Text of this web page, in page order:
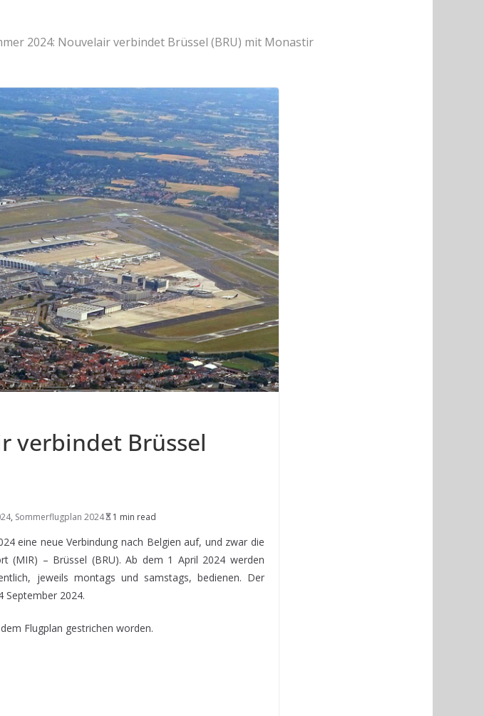
2024: Nouvelair verbindet Brüssel (BRU) mit Monastir
verbindet Brüssel
, Sommerflugplan 2024 1 min read
eine neue Verbindung nach Belgien auf, und zwar die
(MIR) – Brüssel (BRU). Ab dem 1 April 2024 werden
jeweils montags und samstags, bedienen. Der
September 2024.
Flugplan gestrichen worden.